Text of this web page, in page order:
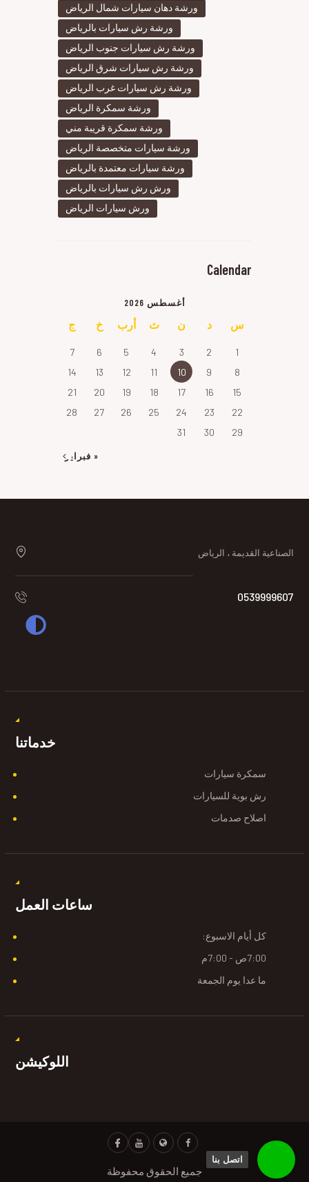
ورشة دهان سيارات شمال الرياض
ورشة رش سيارات بالرياض
ورشة رش سيارات جنوب الرياض
ورشة رش سيارات شرق الرياض
ورشة رش سيارات غرب الرياض
ورشة سمكرة الرياض
ورشة سمكرة قريبة مني
ورشة سيارات متخصصة الرياض
ورشة سيارات معتمدة بالرياض
ورش رش سيارات بالرياض
ورش سيارات الرياض
Calendar
أغسطس 2026
س د ن ث أرب خ ج
1
2
3
4
5
6
7
8
9
10
11
12
13
14
15
16
17
18
19
20
21
22
23
24
25
26
27
28
29
30
31
« فبراير
الصناعية القديمة ، الرياض
0539999607
خدماتنا
سمكرة سيارات
رش بوية للسيارات
اصلاح صدمات
ساعات العمل
كل أيام الاسبوع:
7:00ص - 7:00م
ما عدا يوم الجمعة
اللوكيشن
جميع الحقوق محفوظة
اتصل بنا